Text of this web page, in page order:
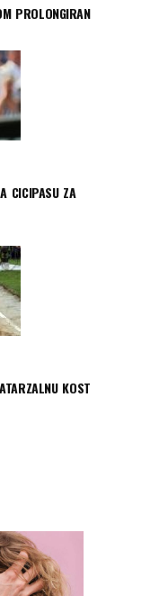
PROLONGIRAN
CICIPASU ZA
KOST